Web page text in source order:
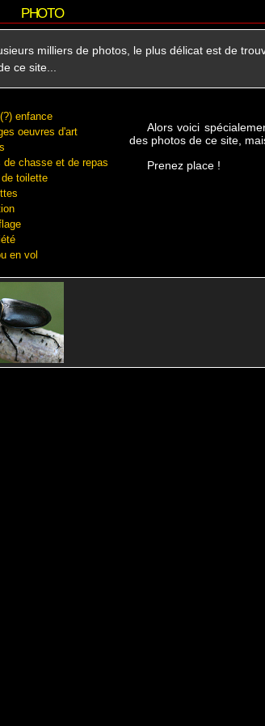
photo
milliers de photos, le plus délicat est de
ce site...
enfance
oeuvres d'art
de chasse et de repas
toilette
en vol
Alors voici
des photos de ce site,
Prenez place !